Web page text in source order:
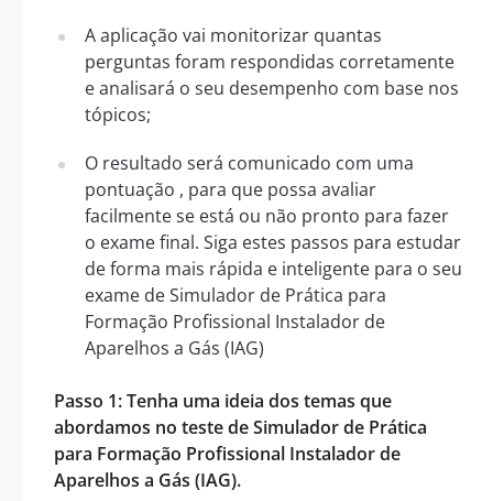
A aplicação vai monitorizar quantas
perguntas foram respondidas corretamente
e analisará o seu desempenho com base nos
tópicos;
O resultado será comunicado com uma
pontuação , para que possa avaliar
facilmente se está ou não pronto para fazer
o exame final. Siga estes passos para estudar
de forma mais rápida e inteligente para o seu
exame de Simulador de Prática para
Formação Profissional Instalador de
Aparelhos a Gás (IAG)
Passo 1: Tenha uma ideia dos temas que
abordamos no teste de Simulador de Prática
para Formação Profissional Instalador de
Aparelhos a Gás (IAG).